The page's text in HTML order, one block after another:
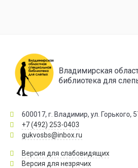
Владимирская
библиотека для
600017, г. Владимир, ул. Горького,
+7 (492) 253-0403
gukvosbs@inbox.ru
Версия для слабовидящих
Версия для незрячих